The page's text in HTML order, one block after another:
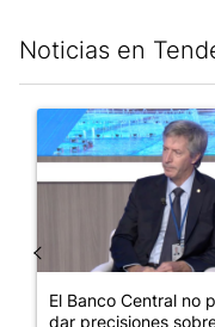
Noticias en
Un artículo de
El Banco Central no
dar precisiones